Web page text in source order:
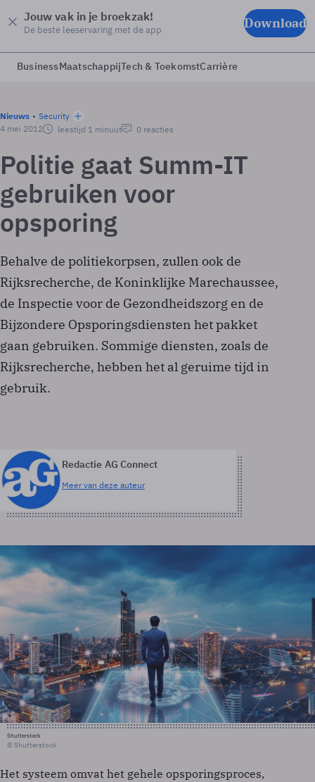
Jouw vak in je broekzak!
De beste leeservaring met de app Download
BusinessMaatschappijTech & ToekomstCarrière
Nieuws
Security
4 mei 2012
leestijd 1 minuut 0 reacties
Politie gaat Summ-IT
gebruiken voor
opsporing
Behalve de politiekorpsen, zullen ook de
Rijksrecherche, de Koninklijke Marechaussee,
de Inspectie voor de Gezondheidszorg en de
Bijzondere Opsporingsdiensten het pakket
gaan gebruiken. Sommige diensten, zoals de
Rijksrecherche, hebben het al geruime tijd in
gebruik.
Redactie AG Connect
Meer van deze auteur
Shutterstock
© Shutterstock
Het systeem omvat het gehele opsporingsproces,